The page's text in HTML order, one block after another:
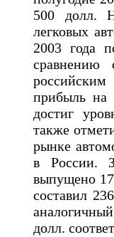
500 долл.
легковых
2003 года
сравнению
прибыль
достиг
также
рынке
в России.
выпущено
составил
долл.